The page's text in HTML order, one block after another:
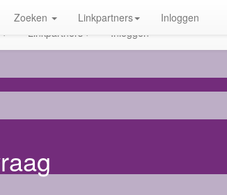
Linkpartners Inloggen
Zoeken Linkpartners Inloggen